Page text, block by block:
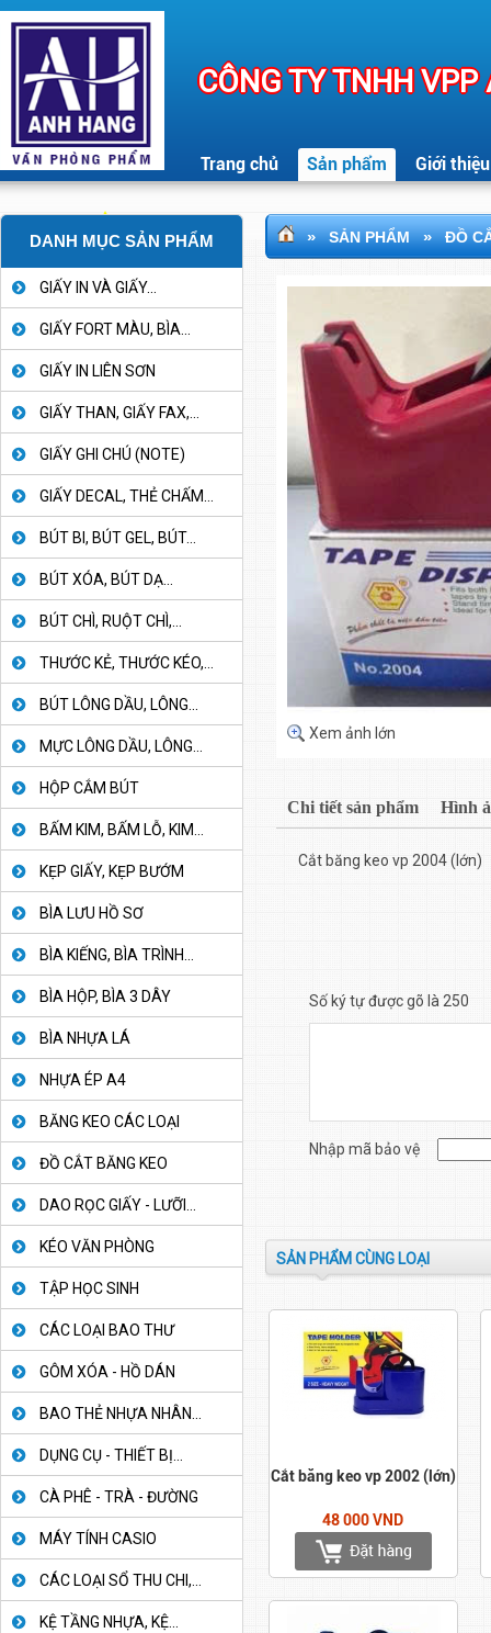
CÔNG TY TNHH
Trang chủ Sản phẩm Giới thiệu
DANH MỤC SẢN PHẨM
GIẤY IN VÀ GIẤY...
GIẤY FORT MÀU, BÌA...
GIẤY IN LIÊN SƠN
GIẤY THAN, GIẤY FAX,...
GIẤY GHI CHÚ (NOTE)
GIẤY DECAL, THẺ CHẤM...
BÚT BI, BÚT GEL, BÚT...
BÚT XÓA, BÚT DẠ...
BÚT CHÌ, RUỘT CHÌ,...
THƯỚC KẺ, THƯỚC KÉO,...
BÚT LÔNG DẦU, LÔNG...
MỰC LÔNG DẦU, LÔNG...
HỘP CẮM BÚT
BẤM KIM, BẤM LỖ, KIM...
KẸP GIẤY, KẸP BƯỚM
BÌA LƯU HỒ SƠ
BÌA KIẾNG, BÌA TRÌNH...
BÌA HỘP, BÌA 3 DÂY
BÌA NHỰA LÁ
NHỰA ÉP A4
BĂNG KEO CÁC LOẠI
ĐỒ CẮT BĂNG KEO
DAO RỌC GIẤY - LƯỠI...
KÉO VĂN PHÒNG
TẬP HỌC SINH
CÁC LOẠI BAO THƯ
GÔM XÓA - HỒ DÁN
BAO THẺ NHỰA NHÂN...
DỤNG CỤ - THIẾT BỊ...
CÀ PHÊ - TRÀ - ĐƯỜNG
MÁY TÍNH CASIO
CÁC LOẠI SỔ THU CHI,...
KỆ TẦNG NHỰA, KỆ...
» SẢN PHẨM » ĐỒ
Xem ảnh lớn
Chi tiết sản phẩm Hình
Cắt băng keo vp 2004 (lớn)
Số ký tự được gõ là 250
Nhập mã bảo vệ
SẢN PHẨM CÙNG LOẠI
Cắt băng keo vp 2002 (lớn)
48 000 VND